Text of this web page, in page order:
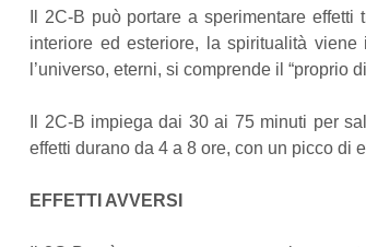
Il 2C-B può portare a sperimentare
interiore ed esteriore, la spiritualità
l’universo, eterni, si comprende il “proprio
Il 2C-B impiega dai 30 ai 75 minuti per
effetti durano da 4 a 8 ore, con un picco di
EFFETTI AVVERSI